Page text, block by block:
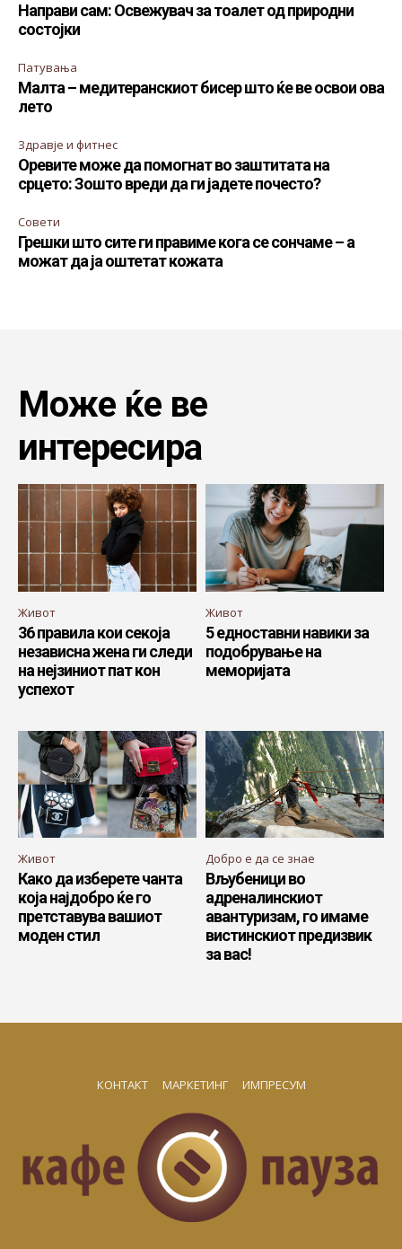
Направи сам: Освежувач за тоалет од природни
состојки
Патувања
Малта – медитеранскиот бисер што ќе ве освои ова
лето
Здравје и фитнес
Оревите може да помогнат во заштитата на
срцето: Зошто вреди да ги јадете почесто?
Совети
Грешки што сите ги правиме кога се сончаме – а
можат да ја оштетат кожата
Може ќе ве
интересира
Живот
36 правила кои секоја
независна жена ги следи
на нејзиниот пат кон
успехот
Живот
5 едноставни навики за
подобрување на
меморијата
Живот
Како да изберете чанта
која најдобро ќе го
претставува вашиот
моден стил
Добро е да се знае
Вљубеници во
адреналинскиот
авантуризам, го имаме
вистинскиот предизвик
за вас!
КОНТАКТ МАРКЕТИНГ ИМПРЕСУМ